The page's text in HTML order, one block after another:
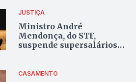
JUSTIÇA
Ministro André
Mendonça, do STF,
suspende supersalários
CASAMENTO